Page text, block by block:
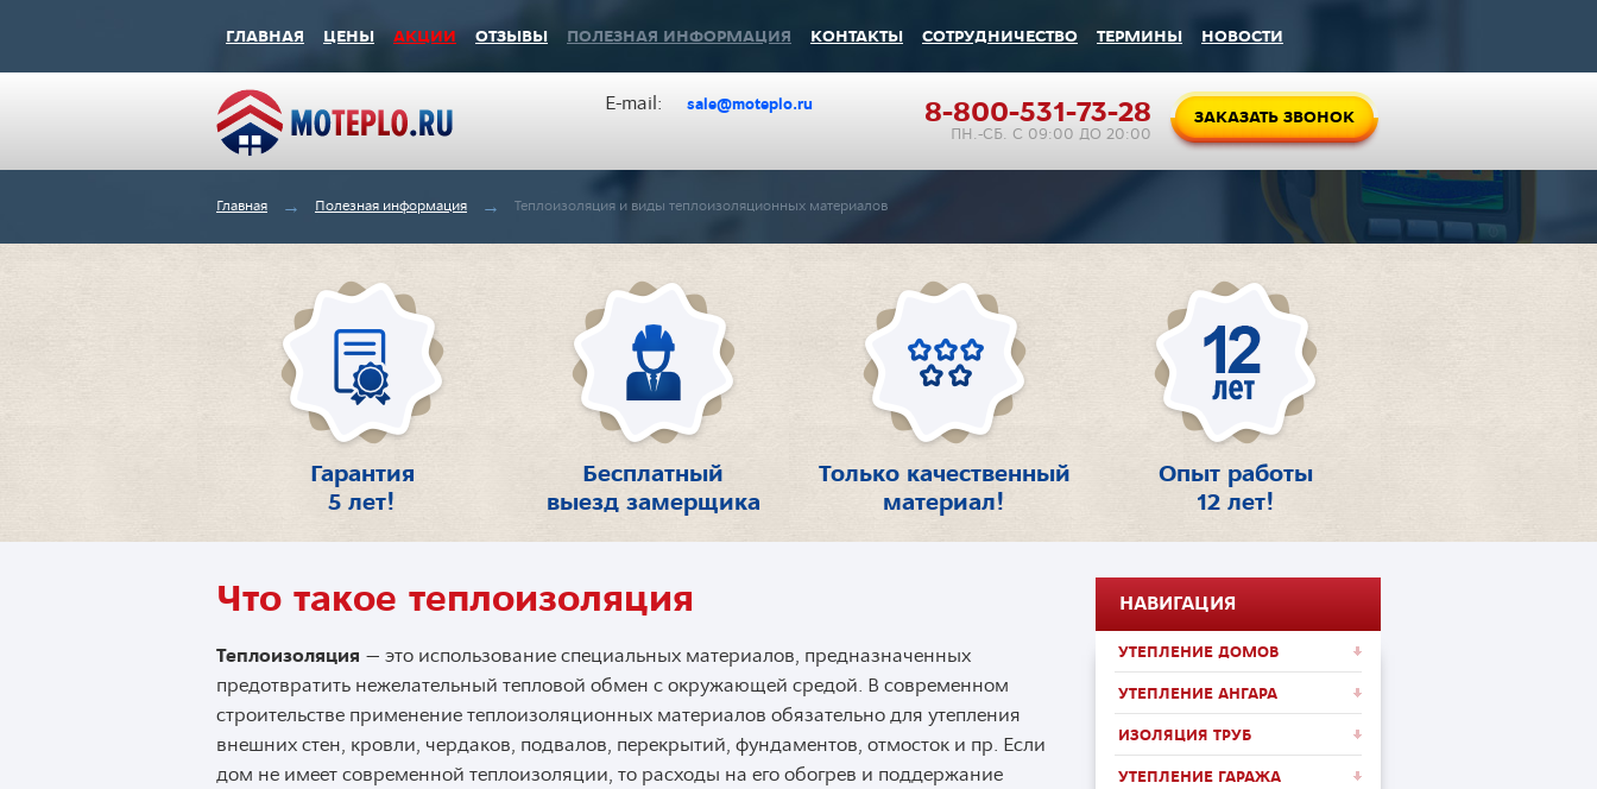
ГЛАВНАЯ ЦЕНЫ АКЦИИ ОТЗЫВЫ ПОЛЕЗНАЯ ИНФОРМАЦИЯ КОНТАКТЫ СОТРУДНИЧЕСТВО ТЕРМИНЫ НОВОСТИ
Е-mаil: sale@moteplo.ru
ЗАКАЗАТЬ ЗВОНОК
8-800-531-73-28
ПН.-СБ. С 09:00 ДО 20:00
Главная → Полезная информация → Теплоизоляция и виды теплоизоляционных материалов
Гарантия
5 лет!
Бесплатный
выезд замерщика
Только качественный
материал!
Опыт работы
12 лет!
Что такое теплоизоляция
Теплоизоляция — это использование специальных материалов, предназначенных
предотвратить нежелательный тепловой обмен с окружающей средой. В современном
строительстве применение теплоизоляционных материалов обязательно для утепления
внешних стен, кровли, чердаков, подвалов, перекрытий, фундаментов, отмосток и пр. Если
дом не имеет современной теплоизоляции, то расходы на его обогрев и поддержание
НАВИГАЦИЯ
УТЕПЛЕНИЕ ДОМОВ
УТЕПЛЕНИЕ АНГАРА
ИЗОЛЯЦИЯ ТРУБ
УТЕПЛЕНИЕ ГАРАЖА